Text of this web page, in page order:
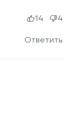
Ответить
14 4